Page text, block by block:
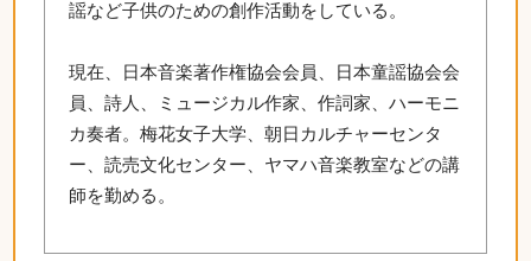
謡など子供のための創作活動をしている。
現在、日本音楽著作権協会会員、日本童謡協会会
員、詩人、ミュージカル作家、作詞家、ハーモニ
カ奏者。梅花女子大学、朝日カルチャーセンタ
ー、読売文化センター、ヤマハ音楽教室などの講
師を勤める。